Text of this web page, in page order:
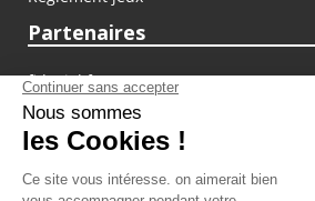
Partenaires
fiducial.fr
lyoncapitale.fr
olympique-et-lyonnais.com
L'application Iphone / Android